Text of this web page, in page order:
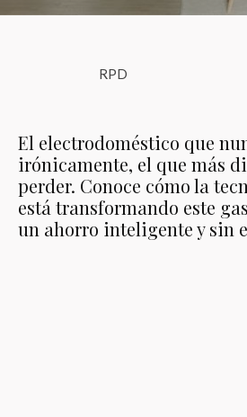
RPD
El electrodoméstico que
irónicamente, el que más
perder. Conoce cómo la
está transformando este
un ahorro inteligente y sin